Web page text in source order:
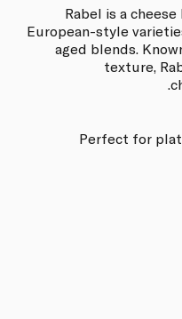
Rabel is a
European-style
aged blends.
texture,
Perfect for